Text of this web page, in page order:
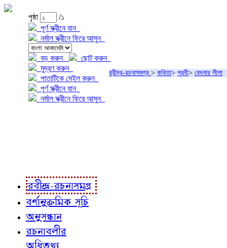
পৃষ্ঠা
/১
পূর্ণ স্ক্রীনে যান
নর্মাল স্ক্রীনে ফিরে আসুন
বড় করুন
ছোট করুন
মুদ্রণ করুন
পাতাটিকে মেইল করুন
পূর্ণ স্ক্রীনে যান
নর্মাল স্ক্রীনে ফিরে আসুন
রবীন্দ্র-রচনাসমগ্র > কবিতা> পূরবী> বেদনার লীলা
রবীন্দ্র-রচনাসমগ্র
বর্ণানুক্রমিক সূচি
অনুসন্ধান
রচনাবলীর
অধিতথ্য